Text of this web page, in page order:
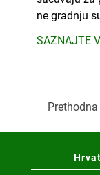
ne gradnju
SAZNAJTE
Posts